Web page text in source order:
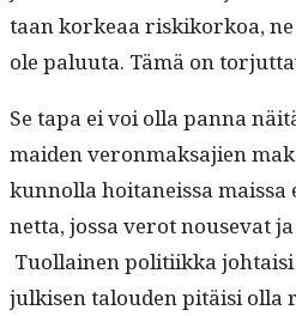
taan korkeaa riskiko­rkoa,
ole palu­u­ta. Tämä on
Se tapa ei voi olla pan­na
maid­en veron­mak­sajien
kun­nol­la hoi­taneis­sa
net­ta, jos­sa verot nou­se­vat
Tuol­lainen poli­ti­ik­ka johtaisi
julkisen talouden pitäisi olla